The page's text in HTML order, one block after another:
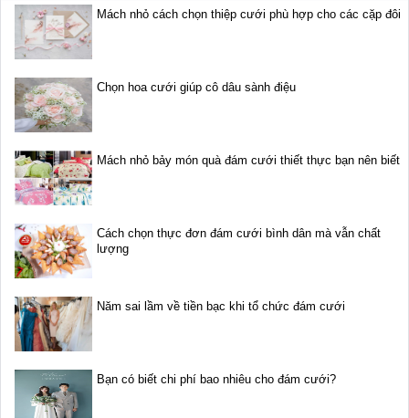
Mách nhỏ cách chọn thiệp cưới phù hợp cho các cặp đôi
Chọn hoa cưới giúp cô dâu sành điệu
Mách nhỏ bảy món quà đám cưới thiết thực bạn nên biết
Cách chọn thực đơn đám cưới bình dân mà vẫn chất
lượng
Năm sai lầm về tiền bạc khi tổ chức đám cưới
Bạn có biết chi phí bao nhiêu cho đám cưới?